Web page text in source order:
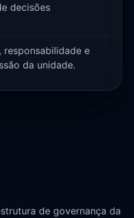
decisões
responsabilidade e
da unidade.
de governança da